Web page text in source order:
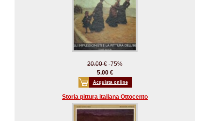
20.00 € -75%
5.00 €
Acquista online
Storia pittura italiana Ottocento